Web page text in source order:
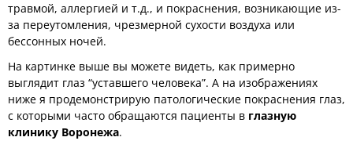
травмой, аллергией и т.д., и покраснения, возникающие из-
за переутомления, чрезмерной сухости воздуха или
бессонных ночей.
На картинке выше вы можете видеть, как примерно
выглядит глаз “уставшего человека”. А на изображениях
ниже я продемонстрирую патологические покраснения глаз,
с которыми часто обращаются пациенты в глазную
клинику Воронежа.